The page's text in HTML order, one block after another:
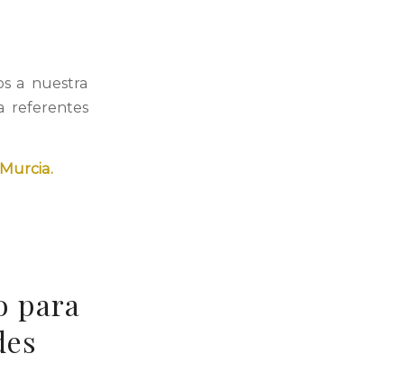
a nuestra
referentes
para